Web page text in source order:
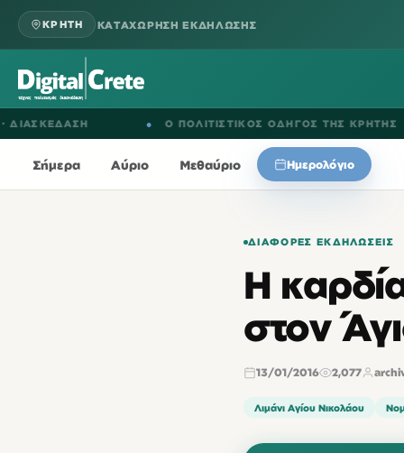
ΚΡΗΤΗ ΚΑΤΑΧΩΡΗΣΗ ΕΚΔΗΛΩΣΗΣ
Ο ΠΟΛΙΤΙΣΤΙΚΟΣ ΟΔΗΓΟΣ ΤΗΣ ΚΡΗΤΗΣ
Σήμερα Αύριο Μεθαύριο Ημερολόγιο
ΔΙΆΦΟΡΕΣ ΕΚΔΗΛΏΣΕΙΣ
Η
στον
13/01/2016 2,077
Λιμάνι Αγίου Νικολάου